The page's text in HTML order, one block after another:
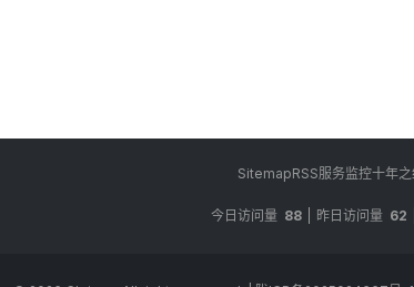
SitemapRSS服务监控十年之
今日访问量 88 昨日访问量 62